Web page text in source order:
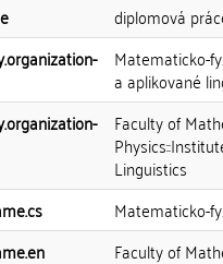
diplomová
Matematicko-
a aplikované
Faculty of
Linguistics
Matematicko-
Faculty of